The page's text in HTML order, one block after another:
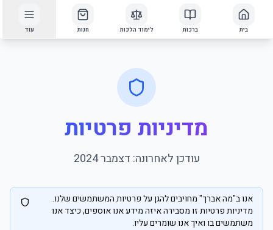
בית ברכות לימוד הלכות חנות עוד
מדיניות פרטיות
עודכן לאחרונה: דצמבר 2024
אנו ב"מה אברך" מחויבים להגן על פרטיות המשתמשים שלנו.
מדיניות פרטיות זו מסבירה איזה מידע אנו אוספים, כיצד אנו
משתמשים בו ואיך אנו שומרים עליו.